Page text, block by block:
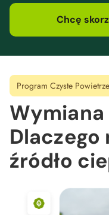
Chcę
Program Czyste Powietrze
Wymiana
Dlaczego
źródło